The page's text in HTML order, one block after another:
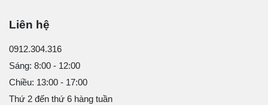
Liên hệ
0912.304.316
Sáng: 8:00 - 12:00
Chiều: 13:00 - 17:00
Thứ 2 đến thứ 6 hàng tuần